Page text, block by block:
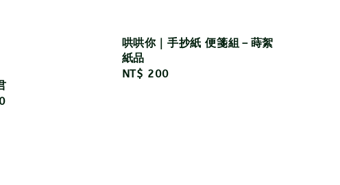
哄哄你｜手抄紙 便箋組－蒔絮
紙品
Regular
NT$ 200